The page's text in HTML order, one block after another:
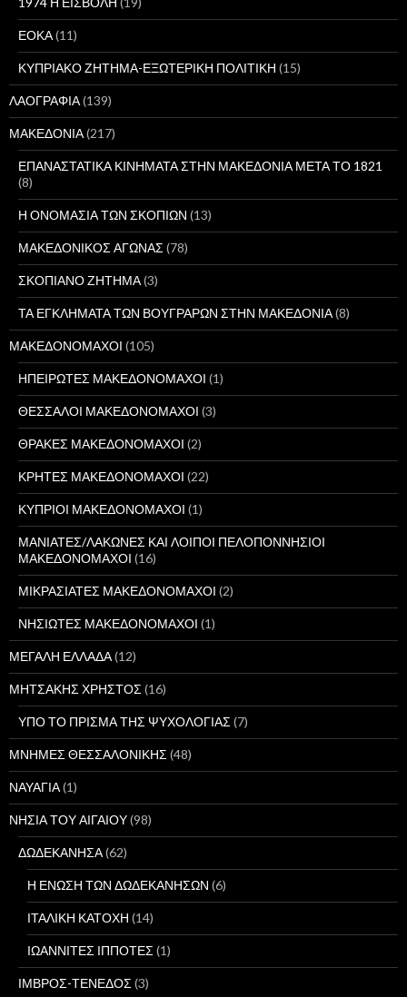
ΕΟΚΑ(11)
ΚΥΠΡΙΑΚΟ ΖΗΤΗΜΑ-ΕΞΩΤΕΡΙΚΗ ΠΟΛΙΤΙΚΗ (15)
ΛΑΟΓΡΑΦΙΑ(139)
ΜΑΚΕΔΟΝΙΑ(217)
ΕΠΑΝΑΣΤΑΤΙΚΑ ΚΙΝΗΜΑΤΑ ΣΤΗΝ ΜΑΚΕΔΟΝΙΑ ΜΕΤΑ ΤΟ 1821
(8)
Η ΟΝΟΜΑΣΙΑ ΤΩΝ ΣΚΟΠΙΩΝ (13)
ΜΑΚΕΔΟΝΙΚΟΣ ΑΓΩΝΑΣ (78)
ΣΚΟΠΙΑΝΟ ΖΗΤΗΜΑ(3)
ΤΑ ΕΓΚΛΗΜΑΤΑ ΤΩΝ ΒΟΥΓΡΑΡΩΝ ΣΤΗΝ ΜΑΚΕΔΟΝΙΑ(8)
ΜΑΚΕΔΟΝΟΜΑΧΟΙ (105)
ΗΠΕΙΡΩΤΕΣ ΜΑΚΕΔΟΝΟΜΑΧΟΙ (1)
ΘΕΣΣΑΛΟΙ ΜΑΚΕΔΟΝΟΜΑΧΟΙ (3)
ΘΡΑΚΕΣ ΜΑΚΕΔΟΝΟΜΑΧΟΙ (2)
ΚΡΗΤΕΣ ΜΑΚΕΔΟΝΟΜΑΧΟΙ (22)
ΚΥΠΡΙΟΙ ΜΑΚΕΔΟΝΟΜΑΧΟΙ (1)
ΜΑΝΙΑΤΕΣ/ΛΑΚΩΝΕΣ ΚΑΙ ΛΟΙΠΟΙ ΠΕΛΟΠΟΝΝΗΣΙΟΙ
ΜΑΚΕΔΟΝΟΜΑΧΟΙ (16)
ΜΙΚΡΑΣΙΑΤΕΣ ΜΑΚΕΔΟΝΟΜΑΧΟΙ (2)
ΝΗΣΙΩΤΕΣ ΜΑΚΕΔΟΝΟΜΑΧΟΙ (1)
ΜΕΓΑΛΗ ΕΛΛΑΔΑ(12)
ΜΗΤΣΑΚΗΣ ΧΡΗΣΤΟΣ (16)
ΥΠΟ ΤΟ ΠΡΙΣΜΑ ΤΗΣ ΨΥΧΟΛΟΓΙΑΣ (7)
ΜΝΗΜΕΣ ΘΕΣΣΑΛΟΝΙΚΗΣ (48)
ΝΑΥΑΓΙΑ(1)
ΝΗΣΙΑ ΤΟΥ ΑΙΓΑΙΟΥ(98)
ΔΩΔΕΚΑΝΗΣΑ(62)
Η ΕΝΩΣΗ ΤΩΝ ΔΩΔΕΚΑΝΗΣΩΝ (6)
ΙΤΑΛΙΚΗ ΚΑΤΟΧΗ (14)
ΙΩΑΝΝΙΤΕΣ ΙΠΠΟΤΕΣ (1)
ΙΜΒΡΟΣ-ΤΕΝΕΔΟΣ (3)